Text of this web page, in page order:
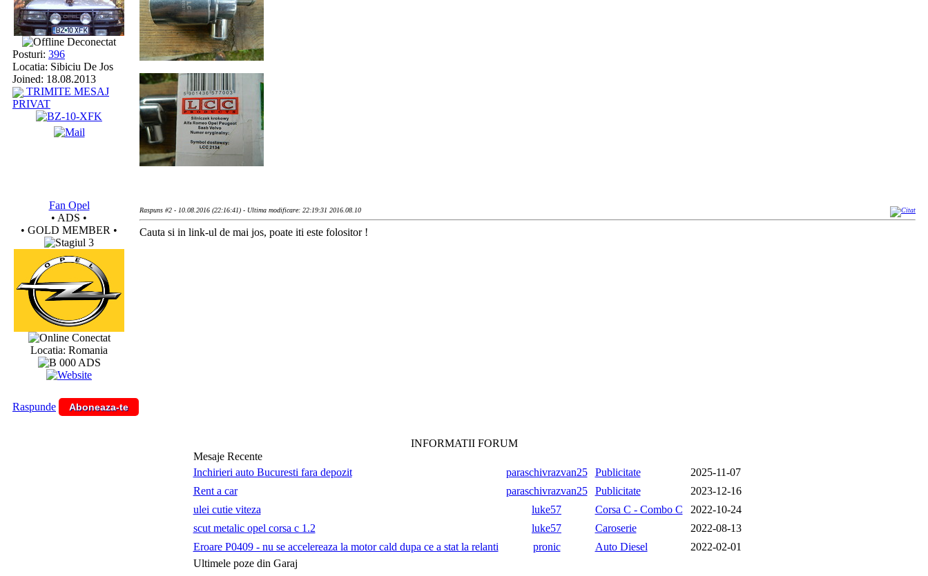
Deconectat
Posturi: 396
Locatia: Sibiciu De Jos
Joined: 18.08.2013
TRIMITE MESAJ
PRIVAT
Fan Opel
• ADS •
• GOLD MEMBER •
Conectat
Locatia: Romania
Raspuns #2 - 10.08.2016 (22:16:41) - Ultima modificare: 22:19:31 2016.08.10
Cauta si in link-ul de mai jos, poate iti este folositor !
Raspunde Aboneaza-te
INFORMATII FORUM
Mesaje Recente
Inchirieri auto Bucuresti fara depozit
paraschivrazvan25 Publicitate
2025-11-07
Rent a car
paraschivrazvan25 Publicitate
2023-12-16
ulei cutie viteza
luke57 Corsa C - Combo C
2022-10-24
scut metalic opel corsa c 1.2
luke57 Caroserie
2022-08-13
Eroare P0409 - nu se accelereaza la motor cald dupa ce a stat la relanti
pronic Auto Diesel
2022-02-01
Ultimele poze din Garaj